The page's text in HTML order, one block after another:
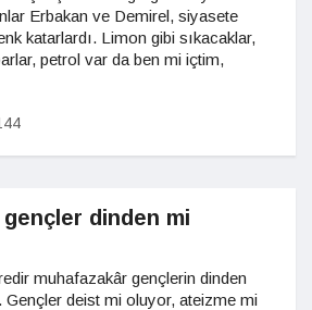
Erbakan ve Demirel, siyasete
katarlardı. Limon gibi sıkacaklar,
petrol var da ben mi içtim,
dinden mi
muhafazakâr gençlerin dinden
Gençler deist mi oluyor, ateizme mi